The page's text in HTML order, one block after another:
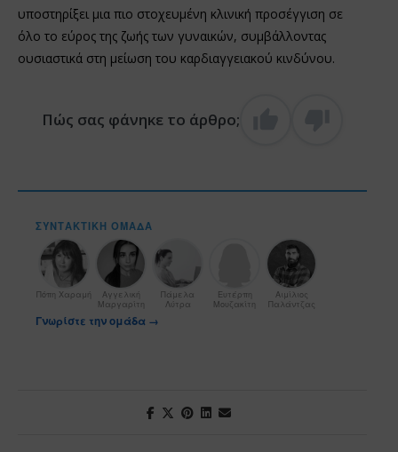
υποστηρίξει μια πιο στοχευμένη κλινική προσέγγιση σε
όλο το εύρος της ζωής των γυναικών, συμβάλλοντας
ουσιαστικά στη μείωση του καρδιαγγειακού κινδύνου.
Πώς σας φάνηκε το άρθρο;
ΣΥΝΤΑΚΤΙΚΉ ΟΜΆΔΑ
Πόπη Χαραμή
Αγγελική
Μαργαρίτη
Πάμελα
Λύτρα
Ευτέρπη
Μουζακίτη
Αιμίλιος
Παλάντζας
Γνωρίστε την ομάδα →